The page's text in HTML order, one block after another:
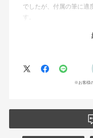
でしたが、付属の筆に適
す。
※お客様